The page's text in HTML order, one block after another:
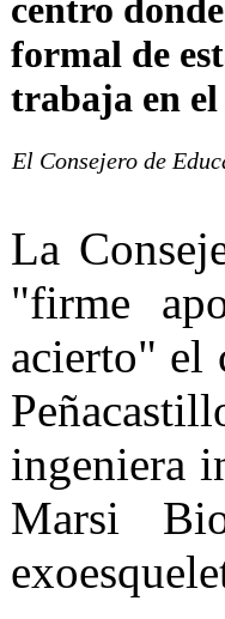
centro
formal de
trabaja en
El Consejero de
La
"firme
acierto" el
ingeniera
Marsi